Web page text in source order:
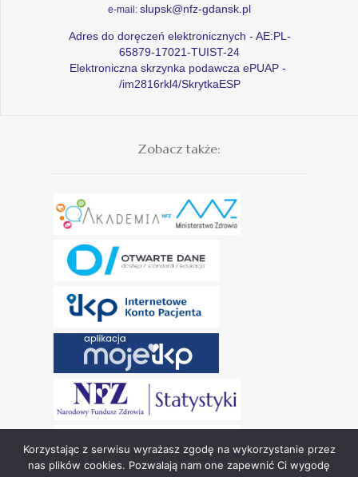
e-mail: slupsk@nfz-gdansk.pl
Adres do doręczeń elektronicznych - AE:PL-
65879-17021-TUIST-24
Elektroniczna skrzynka podawcza ePUAP -
/im2816rkl4/SkrytkaESP
Zobacz także:
Korzystając z serwisu wyrażasz zgodę na wykorzystanie przez
nas plików cookies. Pozwalają nam one zapewnić Ci wygodę